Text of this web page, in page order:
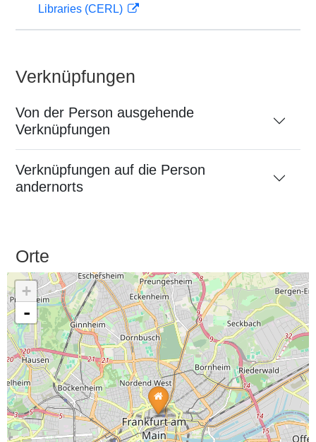
Libraries (CERL)
Verknüpfungen
Von der Person ausgehende
Verknüpfungen
Verknüpfungen auf die Person
andernorts
Orte
+
-